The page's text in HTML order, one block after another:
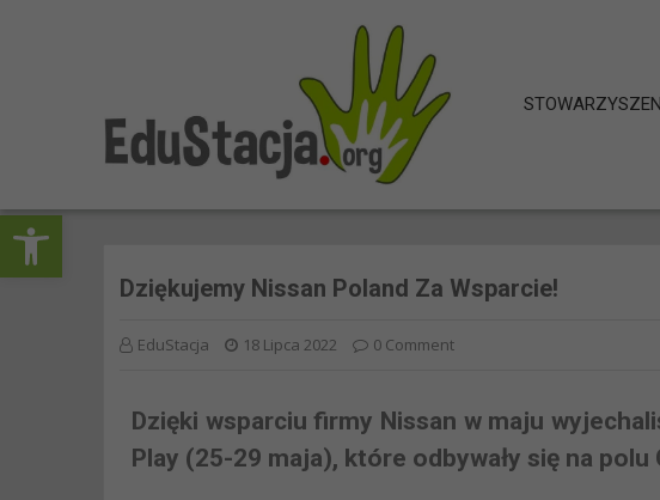
Open toolbar
Dziękujemy Nissan Poland Za Wsparcie!
EduStacja 18 Lipca 2022 0 Comment
Dzięki wsparciu firmy Nissan w maju
Play (25-29 maja), które odbywały się na polu